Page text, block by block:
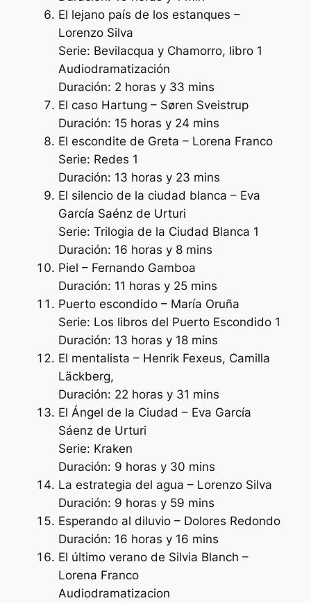
El lejano país de los estanques –
Lorenzo Silva
Serie: Bevilacqua y Chamorro, libro 1
Audiodramatización
Duración: 2 horas y 33 mins
El caso Hartung – Søren Sveistrup
Duración: 15 horas y 24 mins
El escondite de Greta – Lorena Franco
Serie: Redes 1
Duración: 13 horas y 23 mins
El silencio de la ciudad blanca – Eva
García Saénz de Urturi
Serie: Trilogia de la Ciudad Blanca 1
Duración: 16 horas y 8 mins
Piel – Fernando Gamboa
Duración: 11 horas y 25 mins
Puerto escondido – María Oruña
Serie: Los libros del Puerto Escondido 1
Duración: 13 horas y 18 mins
El mentalista – Henrik Fexeus, Camilla
Läckberg,
Duración: 22 horas y 31 mins
El Ángel de la Ciudad – Eva García
Sáenz de Urturi
Serie: Kraken
Duración: 9 horas y 30 mins
La estrategia del agua – Lorenzo Silva
Duración: 9 horas y 59 mins
Esperando al diluvio – Dolores Redondo
Duración: 16 horas y 16 mins
El último verano de Silvia Blanch –
Lorena Franco
Audiodramatizacion